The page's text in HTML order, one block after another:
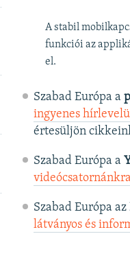
A stabil
funkciói az
el.
Szabad Európa a
ingyenes
értesüljön
Szabad Európa a
videócsatornánkra
Szabad Európa az
látványos és